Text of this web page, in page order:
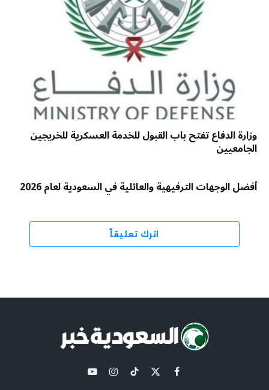
وزارة الدفاع تفتح باب القبول للخدمة العسكرية للخريجين
الجامعيين
أفضل الوجهات الترفيهية والعائلية في السعودية لعام 2026
اترك تعليقاً
فيسبوك
X تيكتوكالانستغراميوتيوب